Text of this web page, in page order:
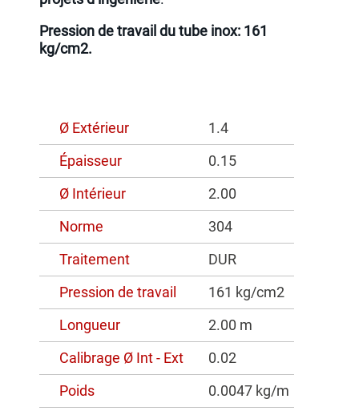
Pression de travail du tube inox: 161
kg/cm2.
Ø Extérieur
1.4
Épaisseur
0.15
Ø Intérieur
2.00
Norme
304
Traitement
DUR
Pression de travail
161 kg/cm2
Longueur
2.00 m
Calibrage Ø Int - Ext
0.02
Poids
0.0047 kg/m